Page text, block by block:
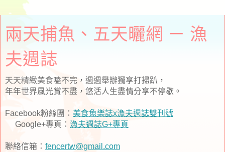
兩天捕魚、五天曬網 － 漁
夫週誌
天天精緻美食嗑不完，週週舉辦獨享打掃趴，
年年世界風光賞不盡，悠活人生盡情分享不停歇。
Facebook粉絲團： 美食魚樂誌x漁夫週誌雙刊號
Google+專頁： 漁夫週誌G+專頁
聯絡信箱： fencertw@gmail.com